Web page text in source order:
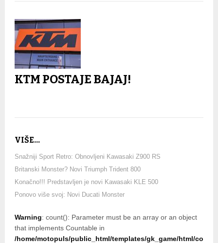
KTM POSTAJE BAJAJ!
VIŠE...
Snažniji Sport Retro: Obnovljeni Kawasaki Z900 RS
Britanski Monster? Novi Triumph Trident 800
Konačno!!! Predstavljen je novi Kawasaki KLE 500
Ponovo više svoj: Novi Ducati Monster
Warning: count(): Parameter must be an array or an object
that implements Countable in
/home/motopuls/public_html/templates/gk_game/html/co